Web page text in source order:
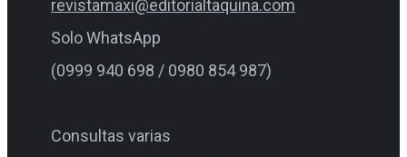
revistamaxi@editorialtaquina.com
Solo WhatsApp
(0999 940 698 / 0980 854 987)
Consultas varias